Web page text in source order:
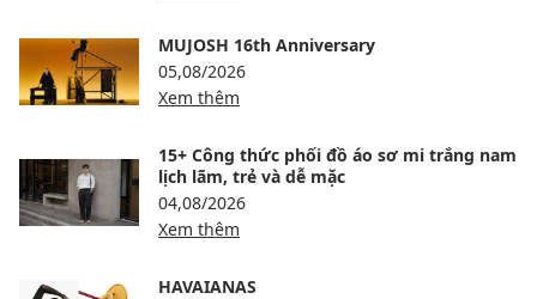
MUJOSH 16th Anniversary
05,08/2026
Xem thêm
15+ Công thức phối đồ áo sơ mi trắng nam
lịch lãm, trẻ và dễ mặc
04,08/2026
Xem thêm
HAVAIANAS